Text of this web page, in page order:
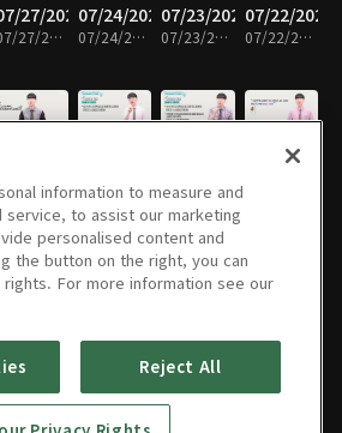
27/2026
07/27/2026 • 10분
07/24/2026
07/24/2026 • 10분
07/23/2026
07/23/2026 • 10분
07/22/2026
07/22/2026 • 10분
07/14/2026
09/202607/08/202607/07/202607/06/2026
information to measure and
service, to assist our marketing
personalised content and
the button on the right, you can
For more information see our
Reject All